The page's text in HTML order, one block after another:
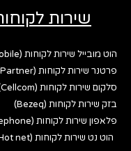
שירות
הוט מובייל שירות לקוחות (Hot Mobile)
פרטנר שירות לקוחות (Partner)
סלקום שירות לקוחות (Cellcom)
בזק שירות לקוחות (Bezeq)
פלאפון שירות לקוחות (Pelephone)
הוט נט שירות לקוחות (Hot net)